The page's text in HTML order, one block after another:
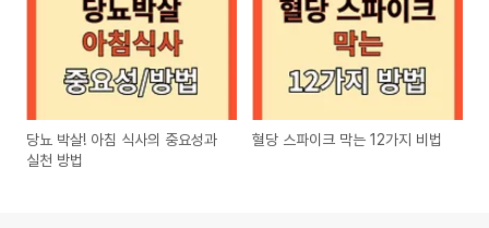
당뇨 박살! 아침 식사의 중요성과
실천 방법
혈당 스파이크 막는 12가지 비법